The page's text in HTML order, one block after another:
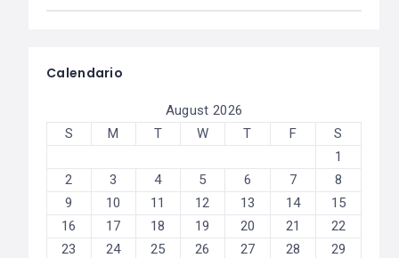
Calendario
August 2026
S
M T W T F
S
1
2
3 4 5 6 7
8
9
10 11 12 13 14
15
16
17 18 19 20 21
22
23
24 25 26 27 28
29